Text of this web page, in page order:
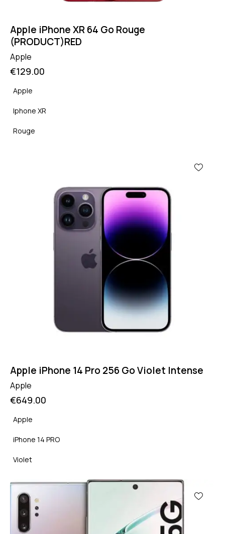
Apple iPhone XR 64 Go Rouge
(PRODUCT)RED
Apple
€129.00
Apple
Iphone XR
Rouge
Apple iPhone 14 Pro 256 Go Violet Intense
Apple
€649.00
Apple
iPhone 14 PRO
Violet